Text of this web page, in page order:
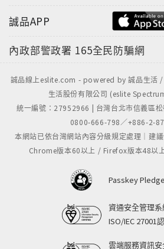
誠品APP
內政部警政署 165全民防騙網
誠品線上eslite.com - powered by 誠品生活
生活股份有限公司 (eslite
統一編號：27952966 | 台灣台北市信義區
0800-666-798／+886-2-
本網站已依台灣網站內容分級規定處理｜建
Chrome版本60以上 / Firefox版本48以
Passkey Pledge
資通安全管理
ISO/IEC 27001
雲端服務資訊